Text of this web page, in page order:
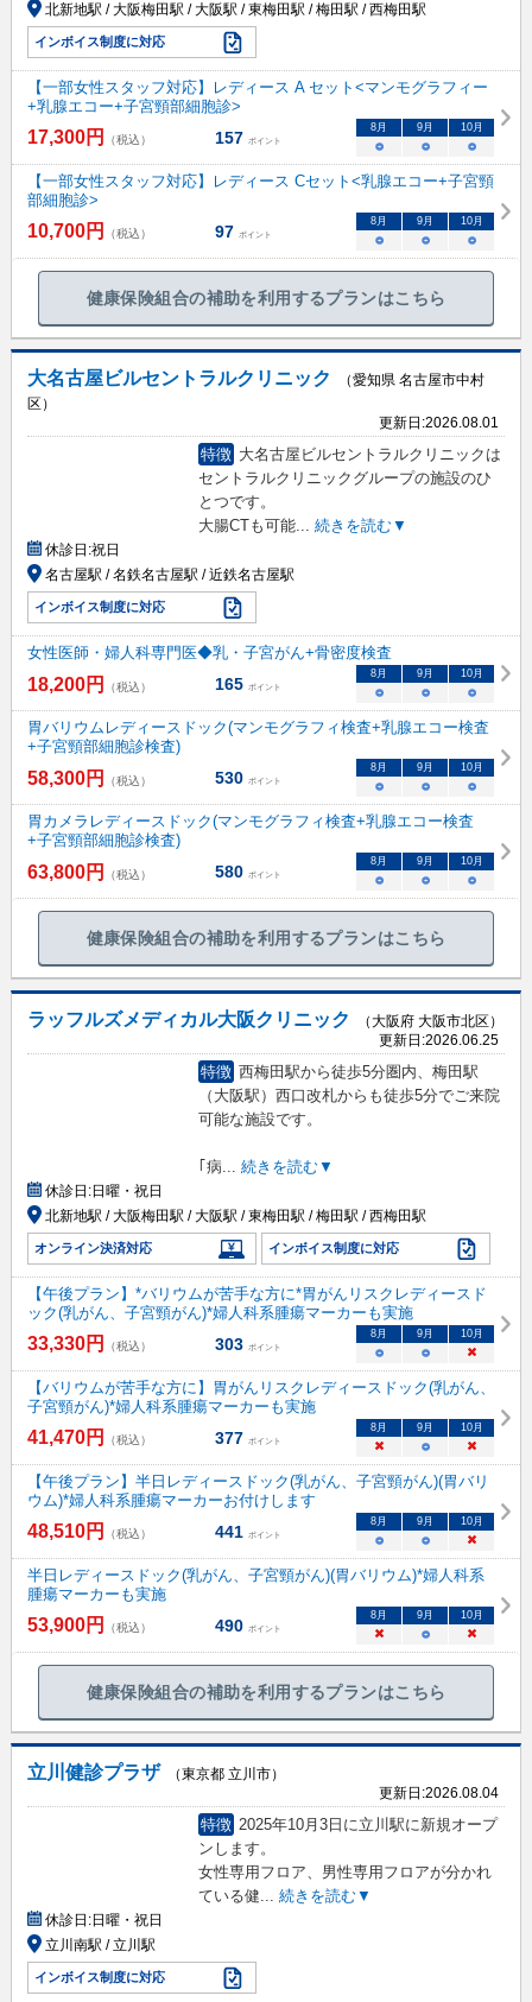
北新地駅 / 大阪梅田駅 / 大阪駅 / 東梅田駅 / 梅田駅 / 西梅田駅
インボイス制度に対応
【一部女性スタッフ対応】レディース A セット<マンモグラフィー
+乳腺エコー+子宮頸部細胞診>
17,300円 （税込） 157 ポイント
8 月 9 月 10月
○ ○ ○
【一部女性スタッフ対応】レディース Cセット<乳腺エコー+子宮頸
部細胞診>
10,700円 （税込） 97 ポイント
8 月 9 月 10月
○ ○ ○
健康保険組合の補助を利用するプランはこちら
大名古屋ビルセントラルクリニック
（愛知県 名古屋市中村
区）
更新日:2026.08.01
特徴 大名古屋ビルセントラルクリニックは
セントラルクリニックグループの施設のひ
とつです。
大腸CTも可能... 続きを読む▼
休診日:祝日
名古屋駅 / 名鉄名古屋駅 / 近鉄名古屋駅
インボイス制度に対応
女性医師・婦人科専門医◆乳・子宮がん+骨密度検査
18,200円 （税込） 165 ポイント
8月 9月 10月
○ ○ ○
胃バリウムレディースドック(マンモグラフィ検査+乳腺エコー検査
+子宮頸部細胞診検査)
58,300円 （税込） 530 ポイント
8月 9月 10月
○ ○ ○
胃カメラレディースドック(マンモグラフィ検査+乳腺エコー検査
+子宮頸部細胞診検査)
63,800円 （税込） 580 ポイント
8月 9月 10月
○ ○ ○
健康保険組合の補助を利用するプランはこちら
ラッフルズメディカル大阪クリニック
（大阪府 大阪市北区）
更新日:2026.06.25
特徴 西梅田駅から徒歩5分圏内、梅田駅
（大阪駅）西口改札からも徒歩5分でご来院
可能な施設です。
｢病 続きを読む▼
休診日:日曜・祝日
北新地駅 / 大阪梅田駅 / 大阪駅 / 東梅田駅 / 梅田駅 / 西梅田駅
オンライン決済対応 インボイス制度に対応
【午後プラン】*バリウムが苦手な方に*胃がんリスクレディースド
ック(乳がん、子宮頸がん)*婦人科系腫瘍マーカーも実施
33,330円 （税込） 303 ポイント
8 月 9 月 10月
○ ○ ×
【バリウムが苦手な方に】胃がんリスクレディースドック(乳がん、
子宮頸がん)*婦人科系腫瘍マーカーも実施
41,470円 （税込） 377 ポイント
8 月 9 月 10月
× ○ ×
【午後プラン】半日レディースドック(乳がん、子宮頸がん)(胃バリ
ウム)*婦人科系腫瘍マーカーお付けします
48,510円 （税込） 441 ポイント
8 月 9 月 10月
○ ○ ×
半日レディースドック(乳がん、子宮頸がん)(胃バリウム)*婦人科系
腫瘍マーカーも実施
53,900円 （税込） 490 ポイント
8 月 9 月 10月
× ○ ×
健康保険組合の補助を利用するプランはこちら
立川健診プラザ
（東京都 立川市）
更新日:2026.08.04
特徴 2025年10月3日に立川駅に新規オープ
ンします。
女性専用フロア、男性専用フロアが分かれ
ている健... 続きを読む▼
休診日:日曜・祝日
立川南駅 / 立川駅
インボイス制度に対応